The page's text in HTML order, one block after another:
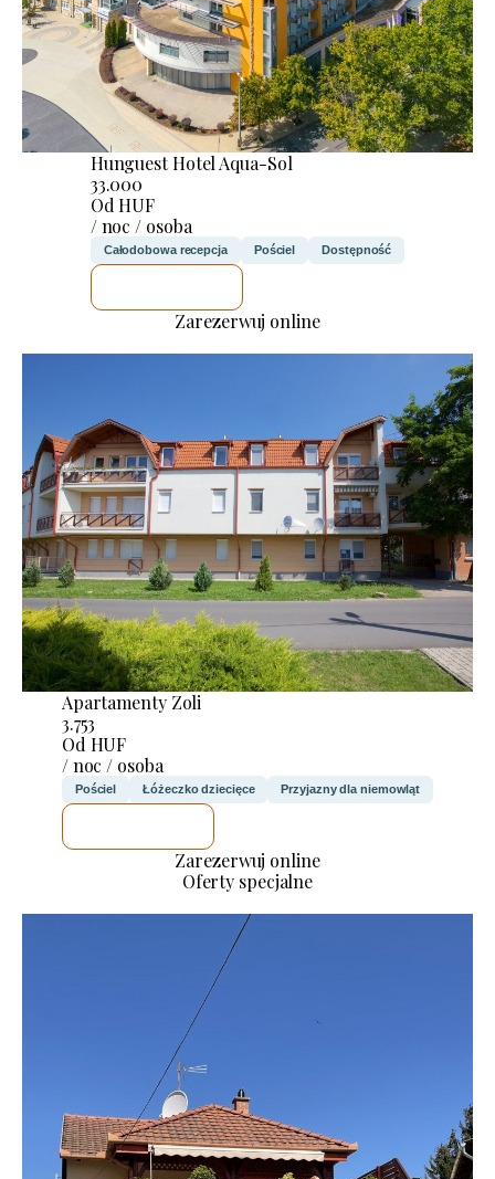
Hunguest Hotel Aqua-Sol
33.000
Od HUF
/ noc / osoba
Całodobowa recepcja Pościel Dostępność
Zarezerwuj online
Apartamenty Zoli
3.753
Od HUF
/ noc / osoba
Pościel Łóżeczko dziecięce Przyjazny dla niemowląt
Zarezerwuj online
Oferty specjalne